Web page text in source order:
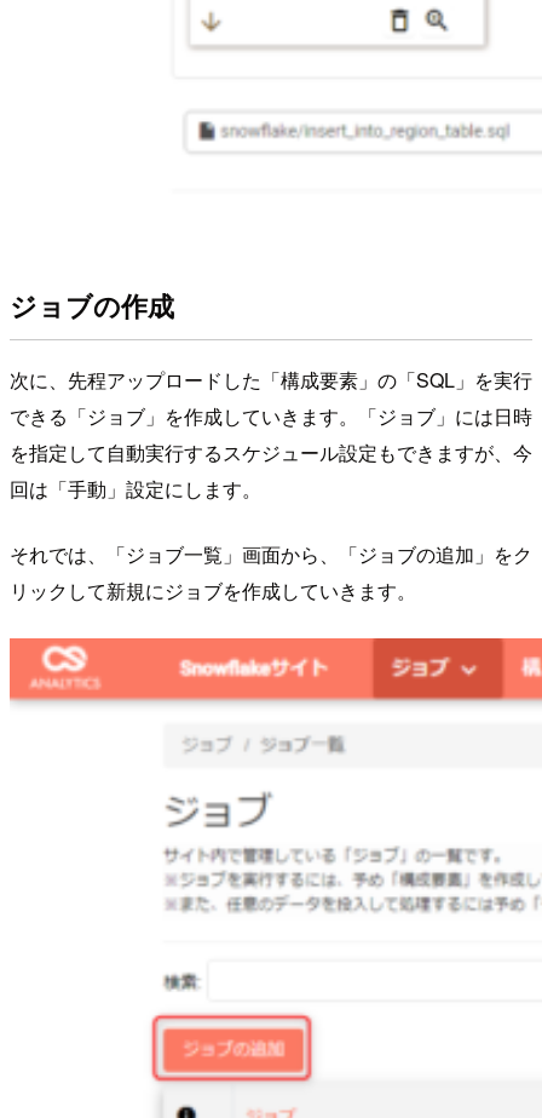
ジョブの作成
次に、先程アップロードした「構成要素」の「SQL」を実行
できる「ジョブ」を作成していきます。「ジョブ」には日時
を指定して自動実行するスケジュール設定もできますが、今
回は「手動」設定にします。
それでは、「ジョブ一覧」画面から、「ジョブの追加」をク
リックして新規にジョブを作成していきます。